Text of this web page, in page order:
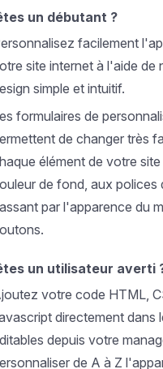
un débutant ?
facilement
site internet à l'aide de
simple et intuitif.
formulaires de
de changer très
élément de votre
de fond, aux polices
par l'apparence du
un utilisateur averti
votre code HTML,
directement dans
depuis votre
de A à Z